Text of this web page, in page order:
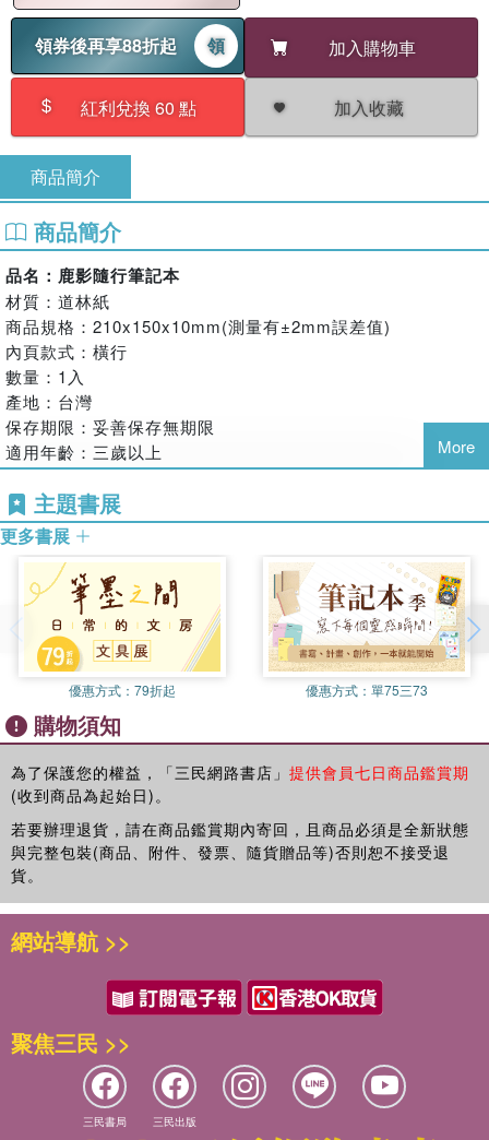
領券後再享88折起 領 加入購物車
紅利兌換 60 點 加入收藏
商品簡介
商品簡介
品名：鹿影隨行筆記本
材質：道林紙
商品規格：210x150x10mm(測量有±2mm誤差值)
內頁款式：橫行
數量：1入
產地：台灣
保存期限：妥善保存無期限
適用年齡：三歲以上
用途：筆記、記事時使用
使用方法：拆封即可使用
注意事項：
●請勿放置於潮濕處或高溫日照下
●請勿放置於幼兒易取處
●請勿接近火源以及腐蝕性溶劑
●內有細小配件，請勿放入口中，以免誤食
●三歲以下兒童請在成人監護下使用
●三歲以下兒童不宜
More
主題書展
更多書展
優惠方式： 79折起 優惠方式： 單75三73
購物須知
為了保護您的權益，「三民網路書店」 提供會員七日商品鑑賞期
(收到商品為起始日)。
若要辦理退貨，請在商品鑑賞期內寄回，且商品必須是全新狀態
與完整包裝(商品、附件、發票、隨貨贈品等)否則恕不接受退
貨。
網站導航 >>
聚焦三民 >>
三民書局 三民出版